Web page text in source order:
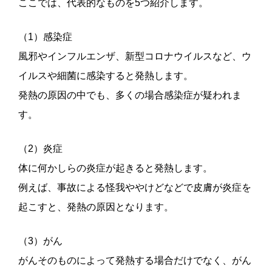
ここでは、代表的なものを5つ紹介します。
（1）感染症
風邪やインフルエンザ、新型コロナウイルスなど、ウ
イルスや細菌に感染すると発熱します。
発熱の原因の中でも、多くの場合感染症が疑われま
す。
（2）炎症
体に何かしらの炎症が起きると発熱します。
例えば、事故による怪我ややけどなどで皮膚が炎症を
起こすと、発熱の原因となります。
（3）がん
がんそのものによって発熱する場合だけでなく、がん